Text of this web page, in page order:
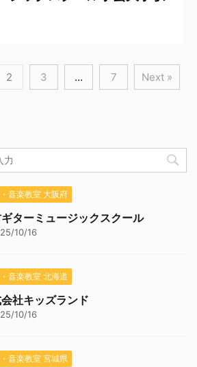
2 3 … 7 Next »
音楽教室 大阪府
ターミュージックスクール
10/16
音楽教室 北海道
社キッズランド
10/16
音楽教室 宮城県